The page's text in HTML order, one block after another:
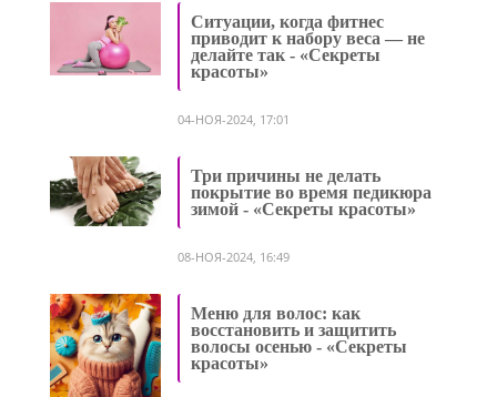
Ситуации, когда фитнес
приводит к набору веса — не
делайте так - «Секреты
красоты»
04-НОЯ-2024, 17:01
Три причины не делать
покрытие во время педикюра
зимой - «Секреты красоты»
08-НОЯ-2024, 16:49
Меню для волос: как
восстановить и защитить
волосы осенью - «Секреты
красоты»